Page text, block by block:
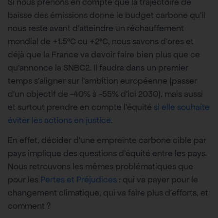
baisse des émissions donne le budget carbone qu’il
nous reste avant d’atteindre un réchauffement
mondial de +1.5°C ou +2°C, nous savons d’ores et
déjà que la France va devoir faire bien plus que ce
qu’annonce la SNBC2. Il faudra dans un premier
temps s’aligner sur l’ambition européenne (passer
d’un objectif de -40% à -55% d’ici 2030), mais aussi
et surtout prendre en compte l’équité si elle souhaite
éviter les actions en justice.
En effet, décider d’une empreinte carbone cible par
pays implique des questions d’équité entre les pays.
Nous retrouvons les mêmes problématiques que
pour les Pertes et Préjudices : qui va payer pour le
changement climatique, qui va faire plus d’efforts, et
comment ?